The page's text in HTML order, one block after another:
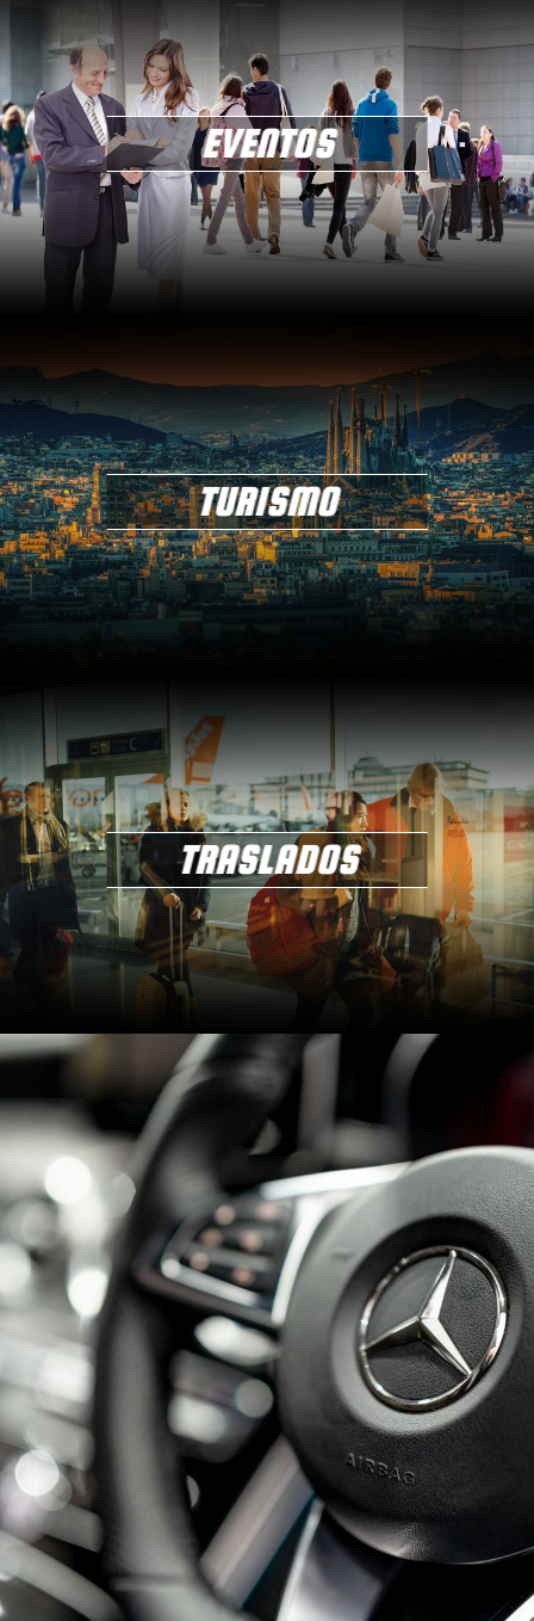
EVENTOS
TURISMO
TRASLADOS